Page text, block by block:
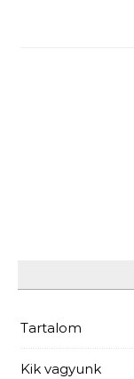
Tartalom
Kik vagyunk